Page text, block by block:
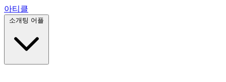
아티클
소개팅 어플